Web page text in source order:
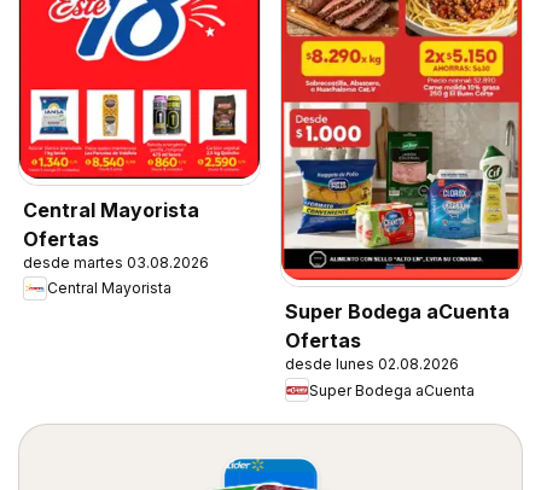
Central Mayorista
Ofertas
desde martes 03.08.2026
Central Mayorista
Super Bodega aCuenta
Ofertas
desde lunes 02.08.2026
Super Bodega aCuenta